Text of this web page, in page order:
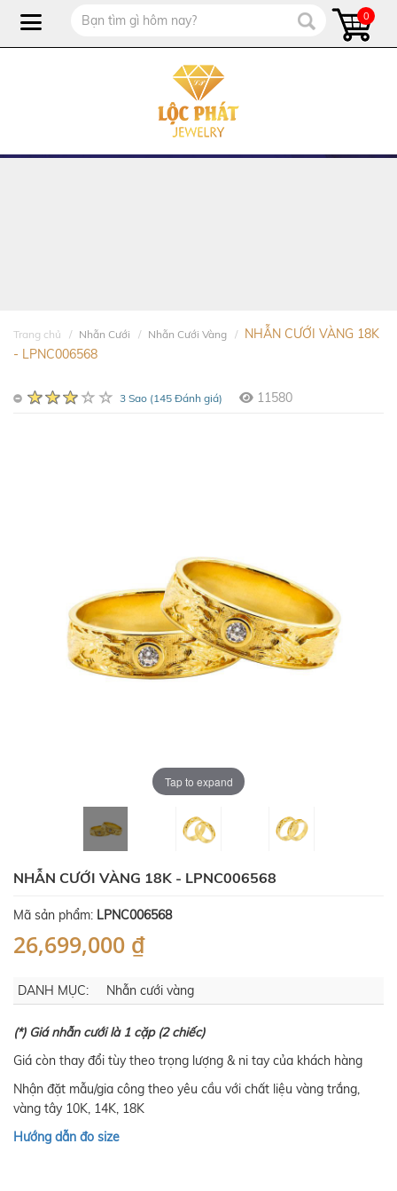
0
Trang chủ Nhẫn Cưới Nhẫn Cưới Vàng
NHẪN CƯỚI VÀNG 18K
- LPNC006568
3 Sao (145 Đánh giá) 11580
Tap to expand
NHẪN CƯỚI VÀNG 18K - LPNC006568
Mã sản phẩm: LPNC006568
26,699,000 ₫
DANH MỤC: Nhẫn cưới vàng
(*) Giá nhẫn cưới là 1 cặp (2 chiếc)
Giá còn thay đổi tùy theo trọng lượng & ni tay của khách hàng
Nhận đặt mẫu/gia công theo yêu cầu với chất liệu vàng trắng,
vàng tây 10K, 14K, 18K
Hướng dẫn đo size